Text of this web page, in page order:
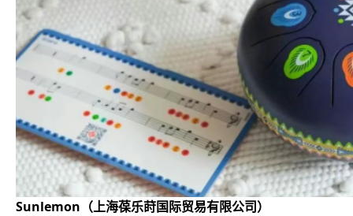
Sunlemon（上海葆乐莳国际贸易有限公司）